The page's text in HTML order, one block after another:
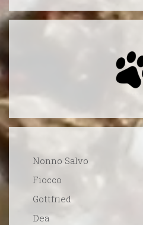
Nonno Salvo
Fiocco
Gottfried
Dea